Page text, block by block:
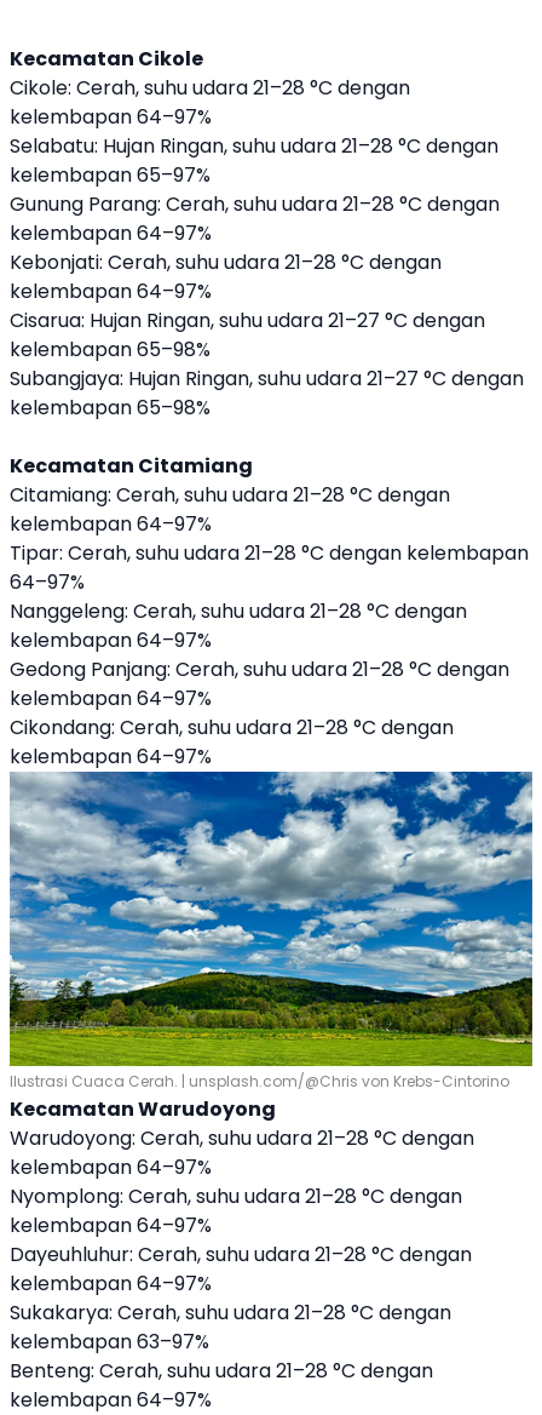
Kecamatan Cikole
Cikole: Cerah, suhu udara 21–28 °C dengan
kelembapan 64–97%
Selabatu: Hujan Ringan, suhu udara 21–28 °C dengan
kelembapan 65–97%
Gunung Parang: Cerah, suhu udara 21–28 °C dengan
kelembapan 64–97%
Kebonjati: Cerah, suhu udara 21–28 °C dengan
kelembapan 64–97%
Cisarua: Hujan Ringan, suhu udara 21–27 °C dengan
kelembapan 65–98%
Subangjaya: Hujan Ringan, suhu udara 21–27 °C dengan
kelembapan 65–98%
Kecamatan Citamiang
Citamiang: Cerah, suhu udara 21–28 °C dengan
kelembapan 64–97%
Tipar: Cerah, suhu udara 21–28 °C dengan kelembapan
64–97%
Nanggeleng: Cerah, suhu udara 21–28 °C dengan
kelembapan 64–97%
Gedong Panjang: Cerah, suhu udara 21–28 °C dengan
kelembapan 64–97%
Cikondang: Cerah, suhu udara 21–28 °C dengan
kelembapan 64–97%
Ilustrasi Cuaca Cerah. | unsplash.com/@Chris von Krebs-Cintorino
Kecamatan Warudoyong
Warudoyong: Cerah, suhu udara 21–28 °C dengan
kelembapan 64–97%
Nyomplong: Cerah, suhu udara 21–28 °C dengan
kelembapan 64–97%
Dayeuhluhur: Cerah, suhu udara 21–28 °C dengan
kelembapan 64–97%
Sukakarya: Cerah, suhu udara 21–28 °C dengan
kelembapan 63–97%
Benteng: Cerah, suhu udara 21–28 °C dengan
kelembapan 64–97%